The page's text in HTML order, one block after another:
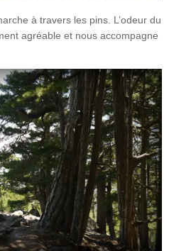
à travers les pins. L’odeur du
agréable et nous accompagne